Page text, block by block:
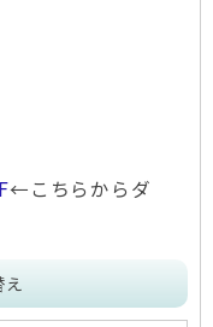
←こちらからダ
え